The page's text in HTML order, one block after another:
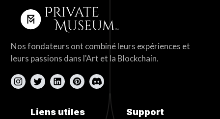
Nos fondateurs ont combiné leurs expériences et
leurs passions dans l'Art et la Blockchain.
Liens utiles Support